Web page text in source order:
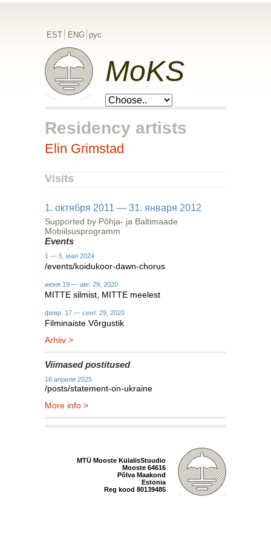
EST ENG рус
MoKS
Residency artists
Elin Grimstad
Visits
1. октября 2011 — 31. января 2012
Supported by Põhja- ja Baltimaade
Mobiilsusprogramm
Events
1 — 5. мая 2024
/events/koidukoor-dawn-chorus
июня 19 — авг. 29, 2020
MITTE silmist, MITTE meelest
февр. 17 — сент. 29, 2020
Filminaiste Võrgustik
Arhiiv >
Viimased postitused
16 апреля 2025
/posts/statement-on-ukraine
More info >
MTÜ Mooste KülalisStuudio
Mooste 64616
Põlva Maakond
Estonia
Reg kood 80139485